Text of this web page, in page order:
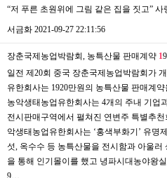
“저 푸른 초원위에 그림 같은 집을 짓고”
서금화 2021-09-27 22:11:56
장춘국제농업박람회, 농특산물 판매계약 1
일전 제20회 중국 장춘국제농업박람회가
유한회사는 1920만원의 농특산물 판매계
농악생태농업유한회사는 4개의 주내 기업
전시판매구역에서 펼쳐진 연변주 특별추
악생태농업유한회사는 ‘홍색부화기’ 유명
섯, 옥수수 등 농특산물을 전시함과 아울
을 통해 인기몰이를 했고 녕파시대농야왕
9…